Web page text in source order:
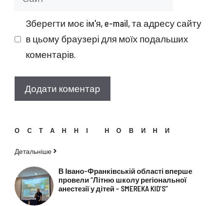
Зберегти моє ім'я, e-mail, та адресу сайту
в цьому браузері для моїх подальших
коментарів.
ОСТАННІ НОВИНИ
Детальніше
В Івано-Франківській області вперше
провели “Літню школу регіональної
анестезії у дітей – SMEREKA KID’S”